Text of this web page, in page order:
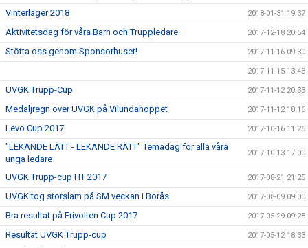
Vinterläger 2018 2018-01-31 19:37
Aktivitetsdag för våra Barn och Truppledare 2017-12-18 20:54
Stötta oss genom Sponsorhuset! 2017-11-16 09:30
2017-11-15 13:43
UVGK Trupp-Cup 2017-11-12 20:33
Medaljregn över UVGK på Vilundahoppet 2017-11-12 18:16
Levo Cup 2017 2017-10-16 11:26
"LEKANDE LÄTT - LEKANDE RÄTT" Temadag för alla våra
unga ledare
2017-10-13 17:00
UVGK Trupp-cup HT 2017 2017-08-21 21:25
UVGK tog storslam på SM veckan i Borås 2017-08-09 09:00
Bra resultat på Frivolten Cup 2017 2017-05-29 09:28
Resultat UVGK Trupp-cup 2017-05-12 18:33